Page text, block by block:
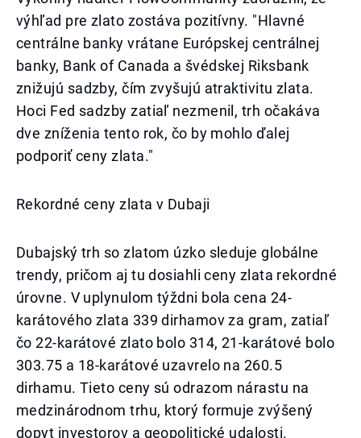
výhľad pre zlato zostáva pozitívny. "Hlavné
centrálne banky vrátane Európskej centrálnej
banky, Bank of Canada a švédskej Riksbank
znižujú sadzby, čím zvyšujú atraktivitu zlata.
Hoci Fed sadzby zatiaľ nezmenil, trh očakáva
dve zníženia tento rok, čo by mohlo ďalej
podporiť ceny zlata."
Rekordné ceny zlata v Dubaji
Dubajský trh so zlatom úzko sleduje globálne
trendy, pričom aj tu dosiahli ceny zlata rekordné
úrovne. V uplynulom týždni bola cena 24-
karátového zlata 339 dirhamov za gram, zatiaľ
čo 22-karátové zlato bolo 314, 21-karátové bolo
303.75 a 18-karátové uzavrelo na 260.5
dirhamu. Tieto ceny sú odrazom nárastu na
medzinárodnom trhu, ktorý formuje zvýšený
dopyt investorov a geopolitické udalosti.